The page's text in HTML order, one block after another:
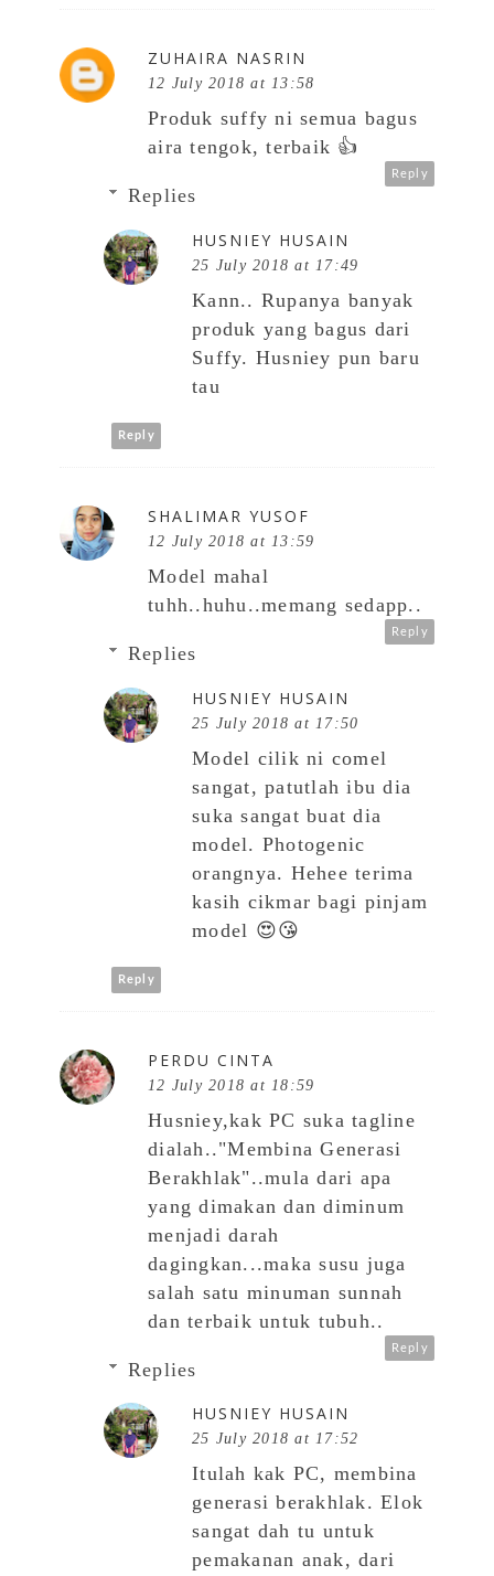
ZUHAIRA NASRIN
12 July 2018 at 13:58
Produk suffy ni semua bagus
aira tengok, terbaik 👍
Reply
Replies
HUSNIEY HUSAIN
25 July 2018 at 17:49
Kann.. Rupanya banyak
produk yang bagus dari
Suffy. Husniey pun baru
tau
Reply
SHALIMAR YUSOF
12 July 2018 at 13:59
Model mahal
tuhh..huhu..memang sedapp..
Reply
Replies
HUSNIEY HUSAIN
25 July 2018 at 17:50
Model cilik ni comel
sangat, patutlah ibu dia
suka sangat buat dia
model. Photogenic
orangnya. Hehee terima
kasih cikmar bagi pinjam
model 😍😘
Reply
PERDU CINTA
12 July 2018 at 18:59
Husniey,kak PC suka tagline
dialah.."Membina Generasi
Berakhlak"..mula dari apa
yang dimakan dan diminum
menjadi darah
dagingkan...maka susu juga
salah satu minuman sunnah
dan terbaik untuk tubuh..
Reply
Replies
HUSNIEY HUSAIN
25 July 2018 at 17:52
Itulah kak PC, membina
generasi berakhlak. Elok
sangat dah tu untuk
pemakanan anak, dari